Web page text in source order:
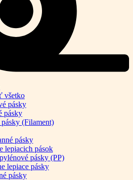
všetko
pásky
pásky
(Filament)
pásky
lepiacich pások
pásky (PP)
lepiace pásky
pásky